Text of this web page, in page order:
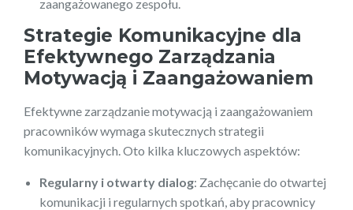
zaangażowanego zespołu.
Strategie Komunikacyjne dla
Efektywnego Zarządzania
Motywacją i Zaangażowaniem
Efektywne zarządzanie motywacją i zaangażowaniem
pracowników wymaga skutecznych strategii
komunikacyjnych. Oto kilka kluczowych aspektów:
Regularny i otwarty dialog: Zachęcanie do otwartej
komunikacji i regularnych spotkań, aby pracownicy